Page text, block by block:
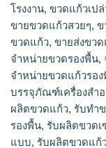
รองพื้น, จำหนายขว
ขวดเซรั่ม, จำหน่าย
ขวดแก้ว, บรรจุภัณฑ์
ขวดแก้ว, บริษัทผลิต
ผลิตขวดดรอปเปอร์
ผลิตขวดแก้ว, รับผ
รับผลิตบรรจุภัณฑ์ขว
ราคาส่ง, ร้านขายข
แก้ว, แพ็คเกจเครื่อง
โรงงานขวดแก้วขาย
โรงงาน, ขวดแก้วเปล่
ขายขวดแก้วสวยๆ, ข
ขวดแก้ว, ขายส่งขว
จำหน่ายขวดรองพื้น,
จำหน่ายขวดแก้วรอ
บรรจุภัณฑ์เครื่องสำอ
ผลิตขวดแก้ว, รับทำ
รองพื้น, รับผลิตขวดเ
แบบ, รับผลิตขวดแก้